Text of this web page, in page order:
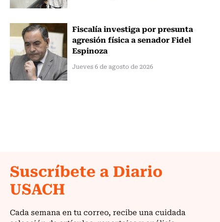
Fiscalía investiga por presunta
agresión física a senador Fidel
Espinoza
Jueves 6 de agosto de 2026